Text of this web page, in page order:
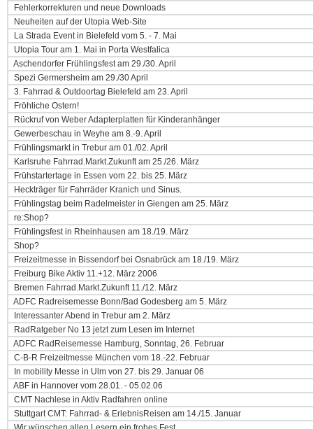
Fehlerkorrekturen und neue Downloads
Neuheiten auf der Utopia Web-Site
La Strada Event in Bielefeld vom 5. - 7. Mai
Utopia Tour am 1. Mai in Porta Westfalica
Aschendorfer Frühlingsfest am 29./30. April
Spezi Germersheim am 29./30 April
3. Fahrrad & Outdoortag Bielefeld am 23. April
Fröhliche Ostern!
Rückruf von Weber Adapterplatten für Kinderanhänger
Gewerbeschau in Weyhe am 8.-9. April
Frühlingsmarkt in Trebur am 01./02. April
Karlsruhe Fahrrad.Markt.Zukunft am 25./26. März
Frühstartertage in Essen vom 22. bis 25. März
Heckträger für Fahrräder Kranich und Sinus.
Frühlingstag beim Radelmeister in Giengen am 25. März
re:Shop?
Frühlingsfest in Rheinhausen am 18./19. März
Shop?
Freizeitmesse in Bissendorf bei Osnabrück am 18./19. März
Freiburg Bike Aktiv 11.+12. März 2006
Bremen Fahrrad.Markt.Zukunft 11./12. März
ADFC Radreisemesse Bonn/Bad Godesberg am 5. März
Interessanter Abend in Trebur am 2. März
RadRatgeber No 13 jetzt zum Lesen im Internet
ADFC RadReisemesse Hamburg, Sonntag, 26. Februar
C-B-R Freizeitmesse München vom 18.-22. Februar
In mobility Messe in Ulm von 27. bis 29. Januar 06
ABF in Hannover vom 28.01. - 05.02.06
CMT Nachlese in Aktiv Radfahren online
Stuttgart CMT: Fahrrad- & ErlebnisReisen am 14./15. Januar